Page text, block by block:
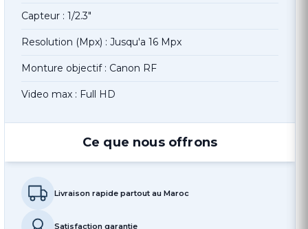
Capteur : 1/2.3"
Resolution (Mpx) : Jusqu'a 16 Mpx
Monture objectif : Canon RF
Video max : Full HD
Ce que nous offrons
Livraison rapide partout au Maroc
Satisfaction garantie